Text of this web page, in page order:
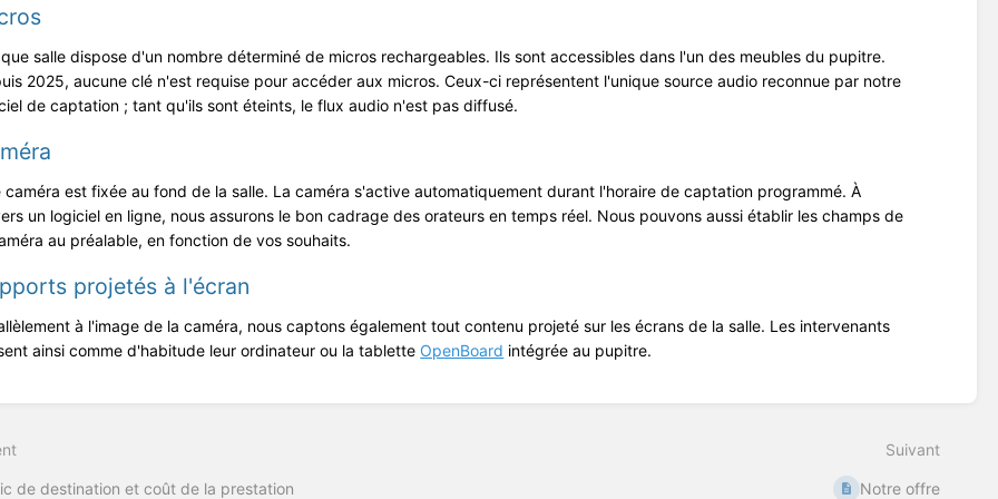
salle dispose d'un nombre déterminé de micros rechargeables. Ils sont accessibles dans l'un des meubles du pupitre.
2025, aucune clé n'est requise pour accéder aux micros. Ceux-ci représentent l'unique source audio reconnue par notre
de captation ; tant qu'ils sont éteints, le flux audio n'est pas diffusé.
caméra est fixée au fond de la salle. La caméra s'active automatiquement durant l'horaire de captation programmé. À
un logiciel en ligne, nous assurons le bon cadrage des orateurs en temps réel. Nous pouvons aussi établir les champs de
au préalable, en fonction de vos souhaits.
projetés à l'écran
à l'image de la caméra, nous captons également tout contenu projeté sur les écrans de la salle. Les intervenants
ainsi comme d'habitude leur ordinateur ou la tablette OpenBoard intégrée au pupitre.
de destination et coût de la prestation
Suivant
Notre offre